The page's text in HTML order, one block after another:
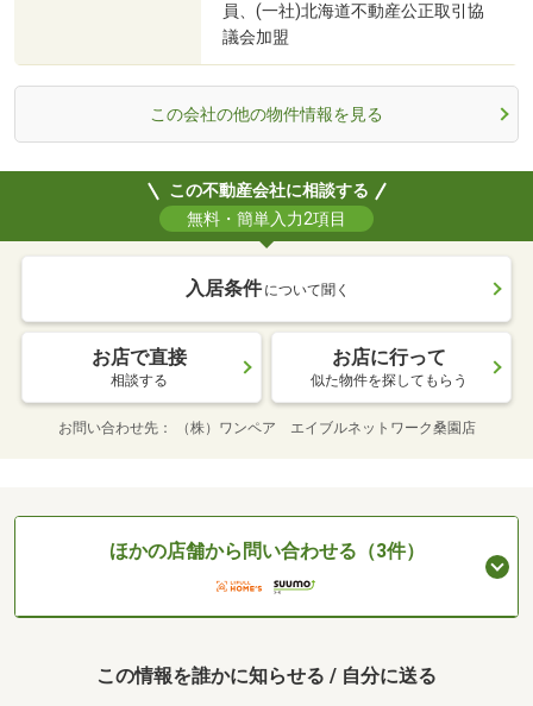
員、(一社)北海道不動産公正取引協
議会加盟
この会社の他の物件情報を見る
この不動産会社に相談する
無料・簡単入力2項目
入居条件 について聞く
お店で直接
相談する
お店に行って
似た物件を探してもらう
お問い合わせ先 （株）ワンペア エイブルネットワーク桑園店
ほかの店舗から問い合わせる（3件）
この情報を誰かに知らせる / 自分に送る